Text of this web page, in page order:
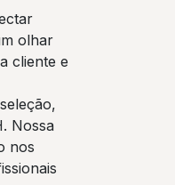
olhar
cliente e
Nossa
nos